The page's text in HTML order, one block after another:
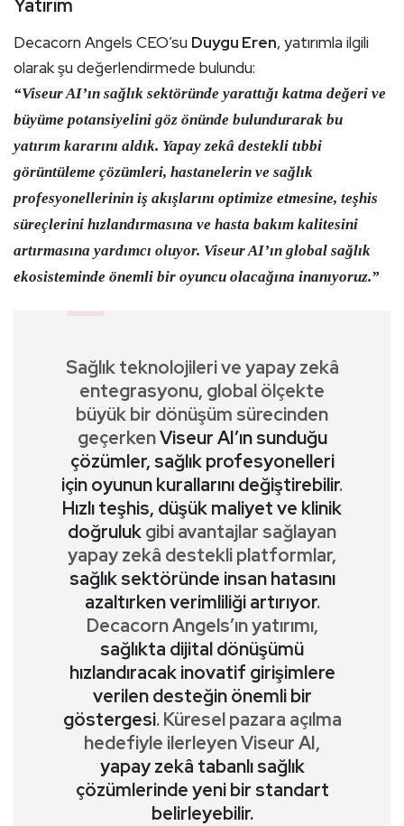
Yatırım
Decacorn Angels CEO’su Duygu Eren, yatırımla ilgili
olarak şu değerlendirmede bulundu:
“Viseur AI’ın sağlık sektöründe yarattığı katma değeri ve
büyüme potansiyelini göz önünde bulundurarak bu
yatırım kararını aldık. Yapay zekâ destekli tıbbi
görüntüleme çözümleri, hastanelerin ve sağlık
profesyonellerinin iş akışlarını optimize etmesine, teşhis
süreçlerini hızlandırmasına ve hasta bakım kalitesini
artırmasına yardımcı oluyor. Viseur AI’ın global sağlık
ekosisteminde önemli bir oyuncu olacağına inanıyoruz.”
Sağlık teknolojileri ve yapay zekâ
entegrasyonu, global ölçekte
büyük bir dönüşüm sürecinden
geçerkenViseur AI’ın sunduğu
çözümler, sağlık profesyonelleri
için oyunun kurallarını değiştirebilir.
Hızlı teşhis, düşük maliyet ve klinik
doğrulukgibi avantajlar sağlayan
yapay zekâ destekli platformlar,
sağlık sektöründe insan hatasını
azaltırken verimliliği artırıyor.
Decacorn Angels’ın yatırımı,
sağlıkta dijital dönüşümü
hızlandıracak inovatif girişimlere
verilen desteğin önemli bir
göstergesi. Küresel pazara açılma
hedefiyle ilerleyen Viseur AI,
yapay zekâ tabanlı sağlık
çözümlerinde yeni bir standart
belirleyebilir.